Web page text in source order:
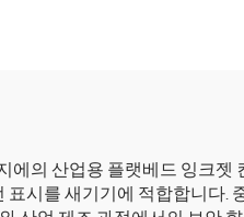
의 산업용 플랫베드 잉크
시를 새기기에 적합합니다.